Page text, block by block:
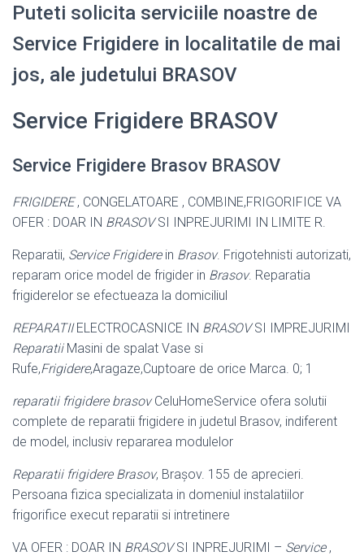
Puteti solicita serviciile noastre de
Service Frigidere in localitatile de mai
jos, ale judetului BRASOV
Service Frigidere BRASOV
Service Frigidere Brasov BRASOV
FRIGIDERE, CONGELATOARE , COMBINE,FRIGORIFICE VA
OFER : DOAR IN BRASOVSI INPREJURIMI IN LIMITE R.
Reparatii, Service Frigiderein Brasov. Frigotehnisti autorizati,
reparam orice model de frigider in Brasov. Reparatia
frigiderelor se efectueaza la domiciliul
REPARATIIELECTROCASNICE IN BRASOVSI IMPREJURIMI
ReparatiiMasini de spalat Vase si
Rufe,Frigidere,Aragaze,Cuptoare de orice Marca. 0; 1
reparatii frigidere brasovCeluHomeService ofera solutii
complete de reparatii frigidere in judetul Brasov, indiferent
de model, inclusiv repararea modulelor
Reparatii frigidere Brasov, Brașov. 155 de aprecieri.
Persoana fizica specializata in domeniul instalatiilor
frigorifice execut reparatii si intretinere
VA OFER : DOAR IN BRASOVSI INPREJURIMI – Service,